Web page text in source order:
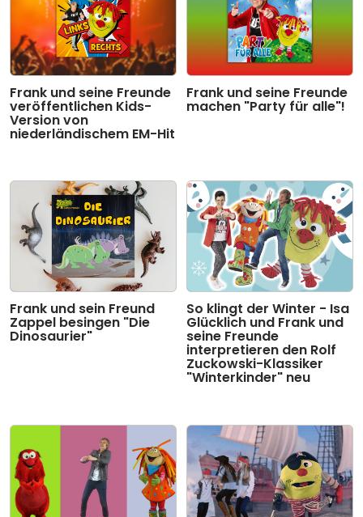
Frank und seine Freunde
veröffentlichen Kids-
Version von
niederländischem EM-Hit
Frank und seine Freunde
machen "Party für alle"!
Frank und sein Freund
Zappel besingen "Die
Dinosaurier"
So klingt der Winter - Isa
Glücklich und Frank und
seine Freunde
interpretieren den Rolf
Zuckowski-Klassiker
"Winterkinder" neu